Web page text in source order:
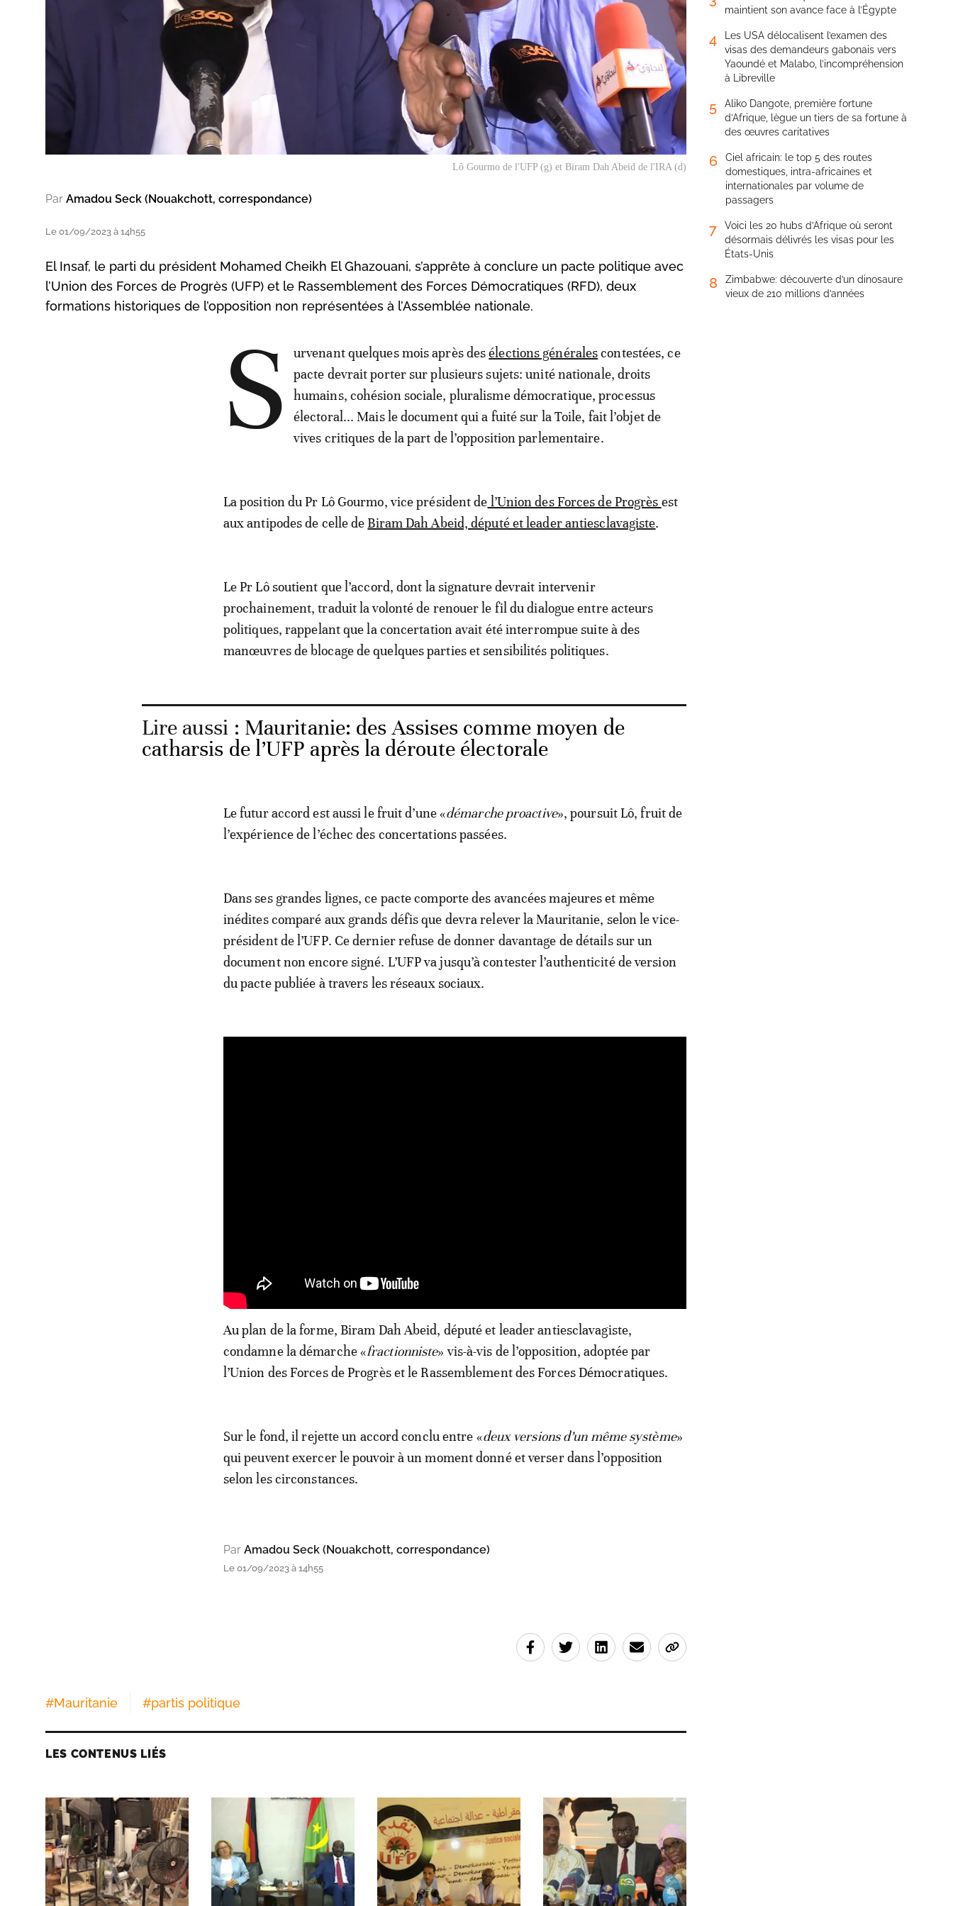
Lô Gourmo de l'UFP (g) et Biram Dah Abeid de l'IRA (d)
Par Amadou Seck (Nouakchott, correspondance)
Le 01/09/2023 à 14h55
El Insaf, le parti du président Mohamed Cheikh El Ghazouani, s’apprête à conclure un pacte politique avec
l’Union des Forces de Progrès (UFP) et le Rassemblement des Forces Démocratiques (RFD), deux
formations historiques de l’opposition non représentées à l’Assemblée nationale.
S urvenant quelques mois après desélections généralescontestées, ce
pacte devrait porter sur plusieurs sujets: unité nationale, droits
humains, cohésion sociale, pluralisme démocratique, processus
électoral... Mais le document qui a fuité sur la Toile, fait l’objet de
vives critiques de la part de l’opposition parlementaire.
La position du Pr Lô Gourmo, vice président de l’Union des Forces de Progrès est
aux antipodes de celle de Biram Dah Abeid, député et leader antiesclavagiste.
Le Pr Lô soutient que l’accord, dont la signature devrait intervenir
prochainement, traduit la volonté de renouer le fil du dialogue entre acteurs
politiques, rappelant que la concertation avait été interrompue suite à des
manœuvres de blocage de quelques parties et sensibilités politiques.
Lire aussi : Mauritanie: des Assises comme moyen de
catharsis de l’UFP après la déroute électorale
Le futur accord est aussi le fruit d’une «démarche proactive», poursuit Lô, fruit de
l’expérience de l’échec des concertations passées.
Dans ses grandes lignes, ce pacte comporte des avancées majeures et même
inédites comparé aux grands défis que devra relever la Mauritanie, selon le vice-
président de l’UFP. Ce dernier refuse de donner davantage de détails sur un
document non encore signé. L’UFP va jusqu’à contester l’authenticité de version
du pacte publiée à travers les réseaux sociaux.
Au plan de la forme, Biram Dah Abeid, député et leader antiesclavagiste,
condamne la démarche «fractionniste» vis-à-vis de l’opposition, adoptée par
l’Union des Forces de Progrès et le Rassemblement des Forces Démocratiques.
Sur le fond, il rejette un accord conclu entre «deux versions d’un même système»
qui peuvent exercer le pouvoir à un moment donné et verser dans l’opposition
selon les circonstances.
Par Amadou Seck (Nouakchott, correspondance)
Le 01/09/2023 à 14h55
#Mauritanie #partis politique
LES CONTENUS LIÉS
maintient son avance face à l’Égypte
4
Les USA délocalisent l’examen des
visas des demandeurs gabonais vers
Yaoundé et Malabo, l’incompréhension
à Libreville
5
Aliko Dangote, première fortune
d’Afrique, lègue un tiers de sa fortune à
des œuvres caritatives
6
Ciel africain: le top 5 des routes
domestiques, intra-africaines et
internationales par volume de
passagers
7
Voici les 20 hubs d’Afrique où seront
désormais délivrés les visas pour les
États-Unis
8
Zimbabwe: découverte d’un dinosaure
vieux de 210 millions d’années